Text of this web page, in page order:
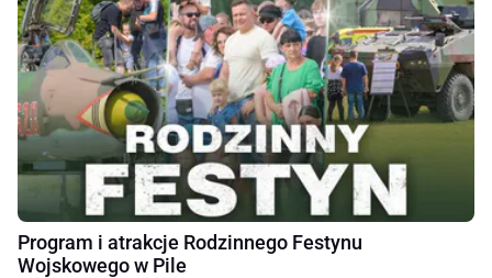
Program i atrakcje Rodzinnego Festynu
Wojskowego w Pile